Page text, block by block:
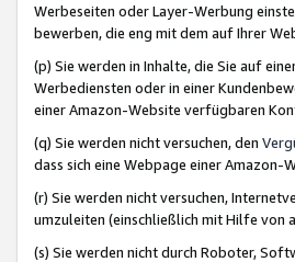
Werbeseiten oder Layer-Werbung
bewerben, die eng mit dem auf Ihrer
(p) Sie werden in Inhalte, die Sie auf
Werbediensten oder in einer
einer Amazon-Website verfügbaren
(q) Sie werden nicht versuchen, den
dass sich eine Webpage einer Amazon-
(r) Sie werden nicht versuchen,
umzuleiten (einschließlich mit Hilfe
(s) Sie werden nicht durch Roboter,